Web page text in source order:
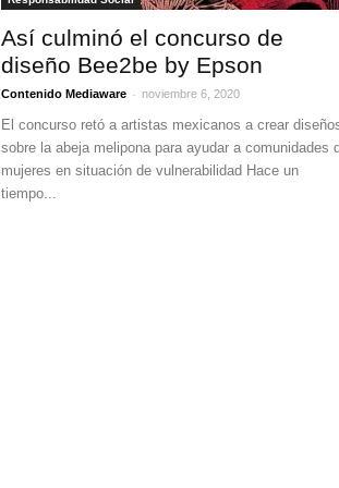
Así culminó el concurso de
diseño Bee2be by Epson
Contenido Mediaware - noviembre 6, 2020
El concurso retó a artistas mexicanos a crear
sobre la abeja melipona para ayudar a comunidades
mujeres en situación de vulnerabilidad Hace un
tiempo...